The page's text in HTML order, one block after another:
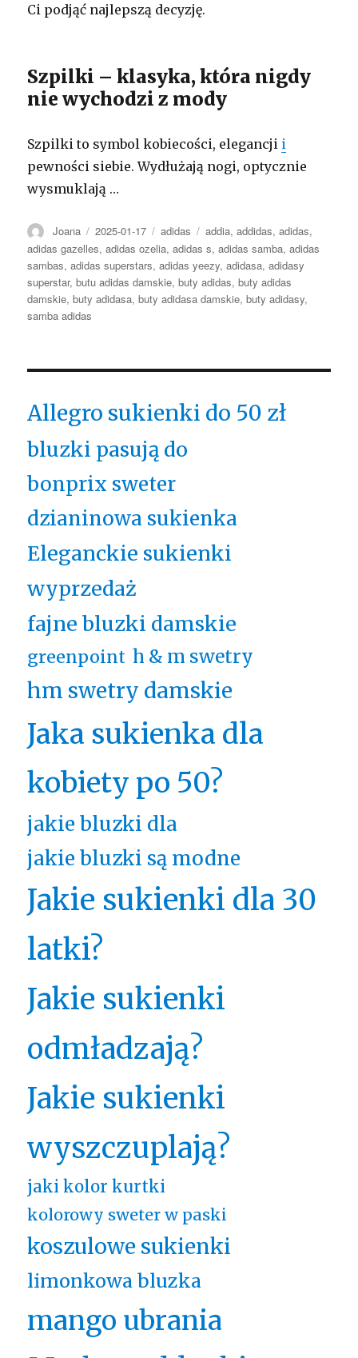
Ci podjąć najlepszą decyzję.
Szpilki – klasyka, która nigdy
nie wychodzi z mody
Szpilki to symbol kobiecości, elegancji i
pewności siebie. Wydłużają nogi, optycznie
wysmuklają …
Autor
Joana Opublikowano
2025-01-17 Kategorie
adidas Tagi
addia,addidas,adidas,
adidas gazelles,adidas ozelia,adidas s,adidas samba,adidas
sambas,adidas superstars,adidas yeezy,adidasa,adidasy
superstar,butu adidas damskie,buty adidas,buty adidas
damskie,buty adidasa,buty adidasa damskie,buty adidasy,
samba adidas
Allegro sukienki do 50 zł
bluzki pasują do
bonprix sweter
dzianinowa sukienka
Eleganckie sukienki
wyprzedaż
fajne bluzki damskie
greenpoint h & m swetry
hm swetry damskie
Jaka sukienka dla
kobiety po 50?
jakie bluzki dla
jakie bluzki są modne
Jakie sukienki dla 30
latki?
Jakie sukienki
odmładzają?
Jakie sukienki
wyszczuplają?
jaki kolor kurtki
kolorowy sweter w paski
koszulowe sukienki
limonkowa bluzka
mango ubrania